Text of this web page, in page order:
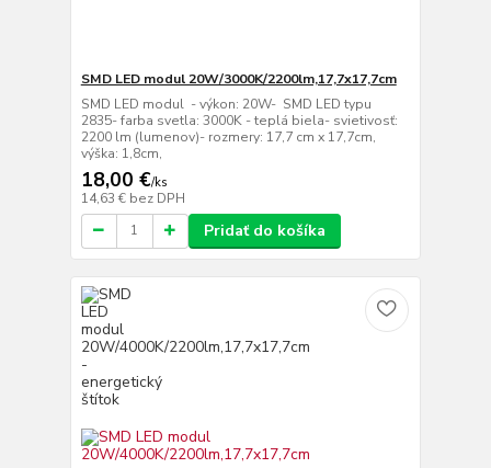
SMD LED modul 20W/3000K/2200lm,17,7x17,7cm
SMD LED modul - výkon: 20W- SMD LED typu
2835- farba svetla: 3000K - teplá biela- svietivosť:
2200 lm (lumenov)- rozmery: 17,7 cm x 17,7cm,
výška: 1,8cm,
18,00 €/ks
14,63 € bez DPH
Pridať do košíka